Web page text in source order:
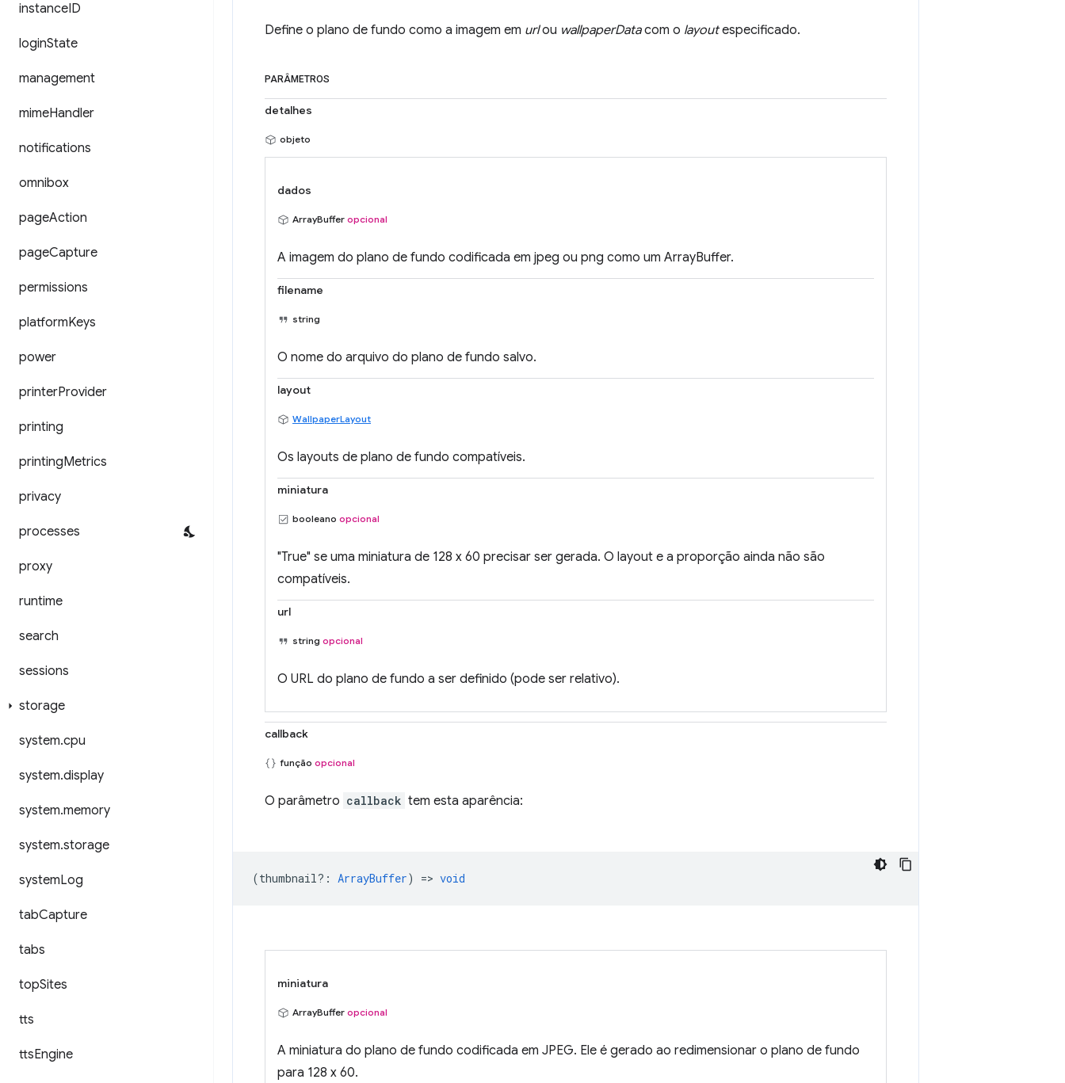
instanceID
loginState
management
mimeHandler
notifications
omnibox
pageAction
pageCapture
permissions
platformKeys
power
printerProvider
printing
printingMetrics
privacy
processes
proxy
runtime
search
sessions
storage
system.cpu
system.display
system.memory
system.storage
systemLog
tabCapture
tabs
topSites
tts
ttsEngine
Define o plano de fundo como a imagem em urlou wallpaperDatacom o layoutespecificado.
PARÂMETROS
detalhes
objeto
dados
ArrayBuffer opcional
A imagem do plano de fundo codificada em jpeg ou png como um ArrayBuffer.
filename
string
O nome do arquivo do plano de fundo salvo.
layout
WallpaperLayout
Os layouts de plano de fundo compatíveis.
miniatura
booleano opcional
"True" se uma miniatura de 128 x 60 precisar ser gerada. O layout e a proporção ainda não são
compatíveis.
url
string opcional
O URL do plano de fundo a ser definido (pode ser relativo).
callback
função opcional
O parâmetro callback tem esta aparência:
(thumbnail? : ArrayBuffer) => void
miniatura
ArrayBuffer opcional
A miniatura do plano de fundo codificada em JPEG. Ele é gerado ao redimensionar o plano de fundo
para 128 x 60.